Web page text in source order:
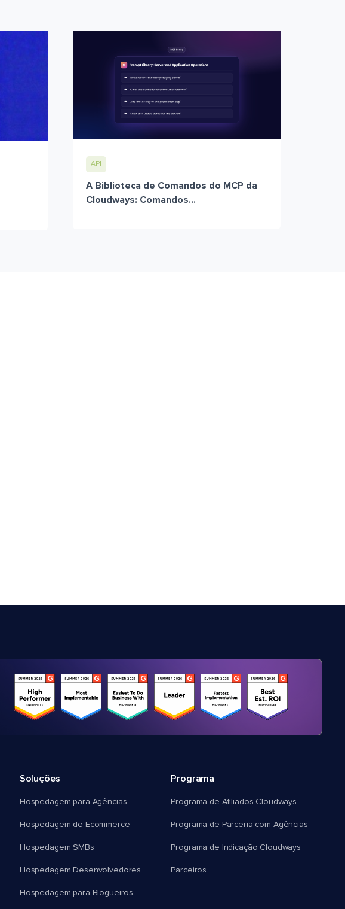
API
A Biblioteca de Comandos do MCP da
Cloudways: Comandos...
Soluções
Hospedagem para Agências
Hospedagem de Ecommerce
Hospedagem SMBs
Hospedagem Desenvolvedores
Hospedagem para Blogueiros
Programa
Programa de Afiliados Cloudways
Programa de Parceria com Agências
Programa de Indicação Cloudways
Parceiros